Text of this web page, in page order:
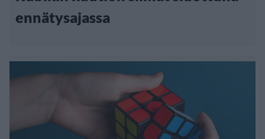
ennätysajassa